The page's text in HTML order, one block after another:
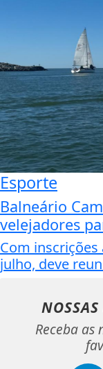
Esporte
Balneário
velejadores
Com
julho, deve
Receba as